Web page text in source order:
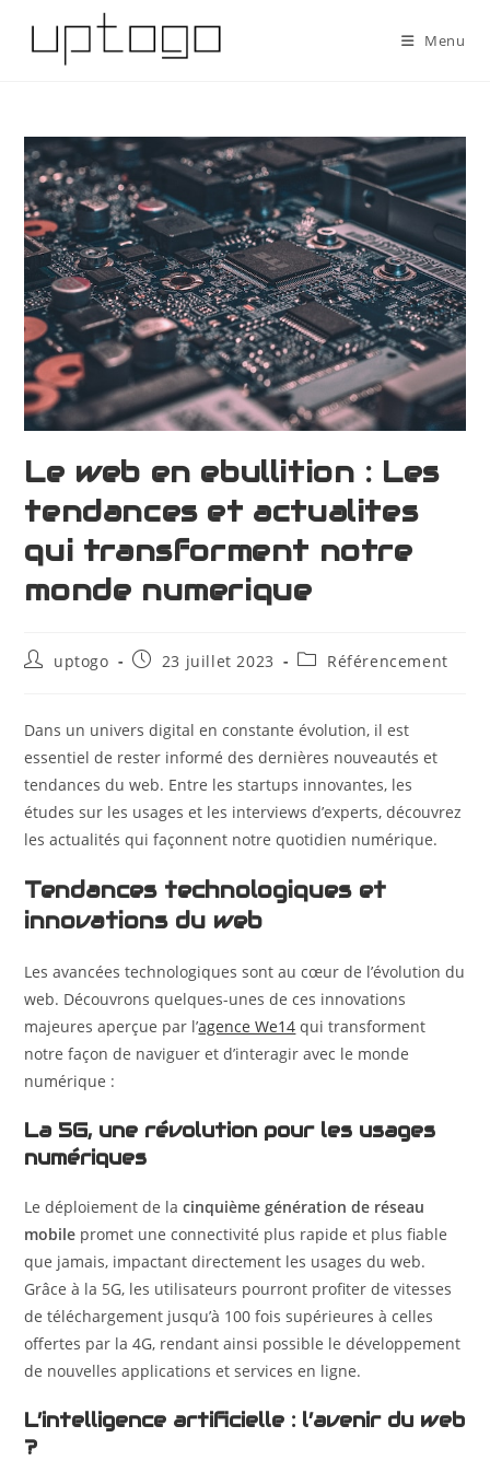
Menu
Le web en ebullition : Les
tendances et actualites
qui transforment notre
monde numerique
uptogo 23 juillet 2023 Référencement
Dans un univers digital en constante évolution, il est
essentiel de rester informé des dernières nouveautés et
tendances du web. Entre les startups innovantes, les
études sur les usages et les interviews d’experts, découvrez
les actualités qui façonnent notre quotidien numérique.
Tendances technologiques et
innovations du web
Les avancées technologiques sont au cœur de l’évolution du
web. Découvrons quelques-unes de ces innovations
majeures aperçue par l’agence We14 qui transforment
notre façon de naviguer et d’interagir avec le monde
numérique :
La 5G, une révolution pour les usages
numériques
Le déploiement de lacinquième génération de réseau
mobile promet une connectivité plus rapide et plus fiable
que jamais, impactant directement les usages du web.
Grâce à la 5G, les utilisateurs pourront profiter de vitesses
de téléchargement jusqu’à 100 fois supérieures à celles
offertes par la 4G, rendant ainsi possible le développement
de nouvelles applications et services en ligne.
L’intelligence artificielle : l’avenir du web
?